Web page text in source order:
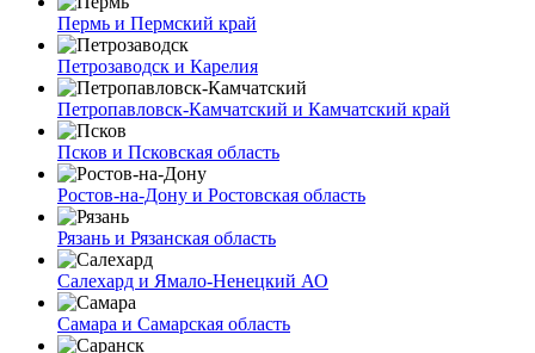
Пермь и Пермский край
Петрозаводск и Карелия
Петропавловск-Камчатский и Камчатский край
Псков и Псковская область
Ростов-на-Дону и Ростовская область
Рязань и Рязанская область
Салехард и Ямало-Ненецкий АО
Самара и Самарская область